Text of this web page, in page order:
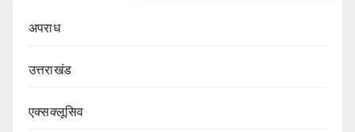
अपराध
उत्तराखंड
एक्सक्लूसिव